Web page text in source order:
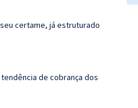
certame, já estruturado
de cobrança dos